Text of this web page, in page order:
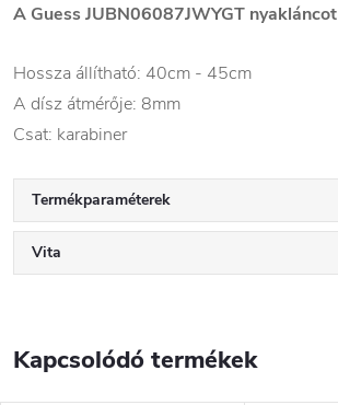
A Guess JUBN06087JWYGT nyakláncot
Hossza állítható: 40cm - 45cm
A dísz átmérője: 8mm
Csat: karabiner
Termékparaméterek
Vita
Kapcsolódó termékek